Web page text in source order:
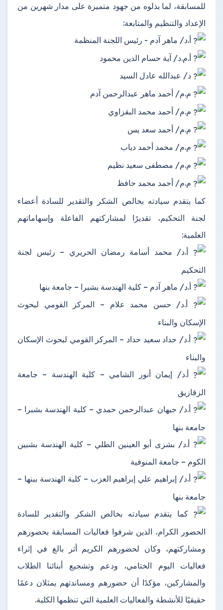
للمسابقة، لما بذلوه من جهود متميزة على مدار شهرين من
الإعداد والتنظيم والمتابعة:
أ.د/ ماهر آدم - رئيس اللجنة المنظمة
أ.م.د/ آية حسام الدين محمود
د/ عبدالله عادل السيد
م.م/ أحمد ماهر عبدالرحمن آدم
م.م/ أحمد محمد البقزاوي
م.م/ أحمد سعد يس
م.م/ محمد أحمد دياب
م.م/ مصطفى سعيد نظيم
م.م/ أحمد محمد حافظ
كما يتقدم سيادته بخالص الشكر والتقدير للسادة أعضاء
لجنة التحكيم، تقديرًا لمشاركتهم الفاعلة وإسهاماتهم
العلمية:
أ.د/ محمد أسامة رمضان الحريري – رئيس لجنة
التحكيم
أ.د/ ماهر آدم – كلية الهندسة بشبرا – جامعة بنها
أ.د/ حسن محمد علام – المركز القومي لبحوث
الإسكان والبناء
أ.د/ حداد سعيد حداد – المركز القومي لبحوث الإسكان
والبناء
أ.د/ إيمان أنور الشامي – كلية الهندسة – جامعة
الزقازيق
أ.د/ جيهان عبدالرحمن حمدي – كلية الهندسة بشبرا –
جامعة بنها
أ.د/ بشرى أبو العينين الطلي – كلية الهندسة بشبين
الكوم – جامعة المنوفية
أ.د/ إبراهيم علي إبراهيم العزب – كلية الهندسة ببنها –
جامعة بنها
كما يتقدم سيادته بخالص الشكر والتقدير للسادة
الحضور الكرام، الذين شرفوا فعاليات المسابقة بحضورهم
ومشاركتهم، وكان لحضورهم الكريم أثر بالغ في إثراء
فعاليات اليوم الختامي، ودعم وتشجيع أبنائنا الطلاب
والمشاركين، مؤكدًا أن حضورهم ومساندتهم يمثلان دعمًا
حقيقيًا للأنشطة والفعاليات العلمية التي تنظمها الكلية.